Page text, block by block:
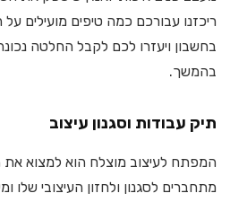
ריכזנו עבורכם כמה טיפים מועילים
בחשבון ויעזרו לכם לקבל החלטה
בהמשך.
תיק עבודות וסגנון עיצוב
המפתח לעיצוב מוצלח הוא למצוא
מתחברים לסגנון ולחזון העיצובי שלו